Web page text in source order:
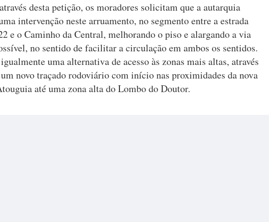
desta petição, os moradores solicitam que a autarquia
intervenção neste arruamento, no segmento entre a estrada
e o Caminho da Central, melhorando o piso e alargando a via
no sentido de facilitar a circulação em ambos os sentidos.
uma alternativa de acesso às zonas mais altas, através
novo traçado rodoviário com início nas proximidades da nova
até uma zona alta do Lombo do Doutor.